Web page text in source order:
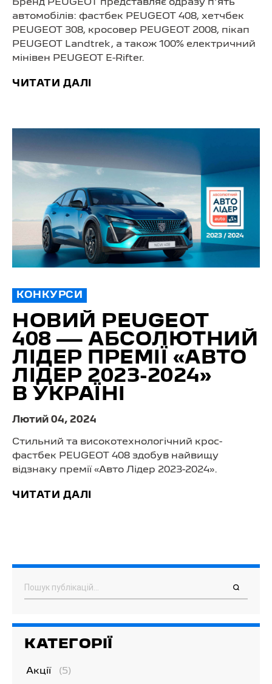
Бренд PEUGEOT представляє одразу п’ять
автомобілів: фастбек PEUGEOT 408, хетчбек
PEUGEOT 308, кросовер PEUGEOT 2008, пікап
PEUGEOT Landtrek, а також 100% електричний
мінівен PEUGEOT E-Rifter.
ЧИТАТИ ДАЛІ
КОНКУРСИ
НОВИЙ PEUGEOT
408 — АБСОЛЮТНИЙ
ЛІДЕР ПРЕМІЇ «АВТО
ЛІДЕР 2023-2024»
В УКРАЇНІ
Лютий 04, 2024
Стильний та високотехнологічний крос-
фастбек PEUGEOT 408 здобув найвищу
відзнаку премії «Авто Лідер 2023-2024».
ЧИТАТИ ДАЛІ
Пошук
КАТЕГОРІЇ
Акції (5)